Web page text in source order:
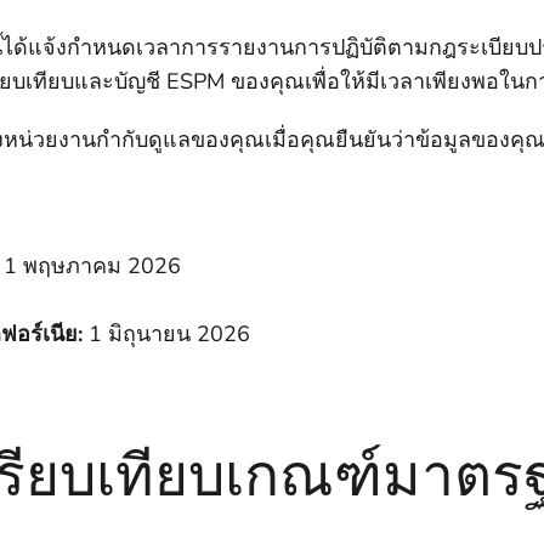
จ้งกําหนดเวลาการรายงานการปฏิบัติตามกฎระเบียบ
บเทียบและบัญชี ESPM ของคุณเพื่อให้มีเวลาเพียงพอ
หน่วยงานกํากับดูแลของคุณเมื่อคุณยืนยันว่าข้อมูลของคุ
พฤษภาคม 2026
อร์เนีย: 1 มิถุนายน 2026
บเทียบเกณฑ์มาตร